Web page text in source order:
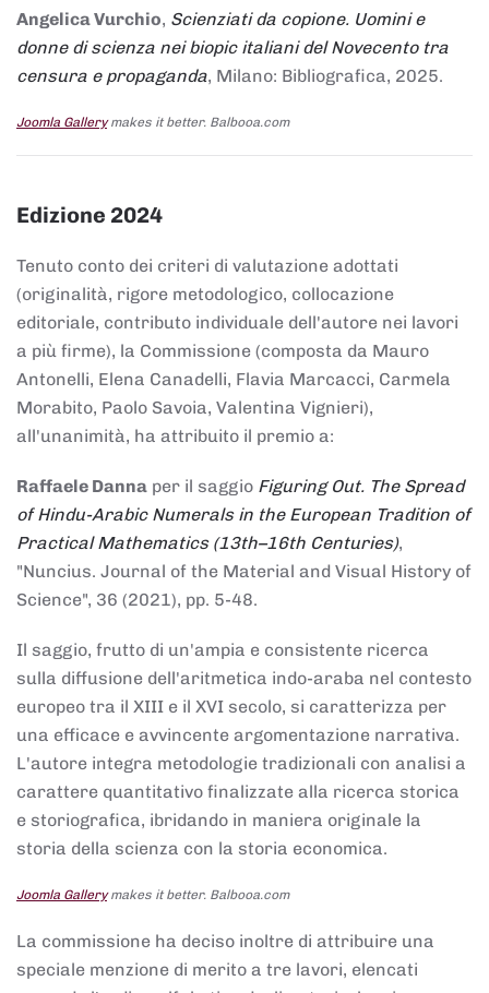
Angelica Vurchio, Scienziati da copione. Uomini e
donne di scienza nei biopic italiani del Novecento tra
censura e propaganda, Milano: Bibliografica, 2025.
Joomla Gallerymakes it better. Balbooa.com
Edizione 2024
Tenuto conto dei criteri di valutazione adottati
(originalità, rigore metodologico, collocazione
editoriale, contributo individuale dell'autore nei lavori
a più firme), la Commissione (composta da Mauro
Antonelli, Elena Canadelli, Flavia Marcacci, Carmela
Morabito, Paolo Savoia, Valentina Vignieri),
all'unanimità, ha attribuito il premio a:
Raffaele Danna per il saggio Figuring Out. The Spread
of Hindu-Arabic Numerals in the European Tradition of
Practical Mathematics (13th–16th Centuries),
"Nuncius. Journal of the Material and Visual History of
Science", 36 (2021), pp. 5-48.
Il saggio, frutto di un'ampia e consistente ricerca
sulla diffusione dell'aritmetica indo-araba nel contesto
europeo tra il XIII e il XVI secolo, si caratterizza per
una efficace e avvincente argomentazione narrativa.
L'autore integra metodologie tradizionali con analisi a
carattere quantitativo finalizzate alla ricerca storica
e storiografica, ibridando in maniera originale la
storia della scienza con la storia economica.
Joomla Gallerymakes it better. Balbooa.com
La commissione ha deciso inoltre di attribuire una
speciale menzione di merito a tre lavori, elencati